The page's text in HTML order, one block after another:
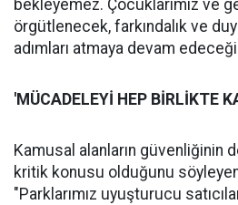
bekleyemez. Çocuklarımız ve
örgütlenecek, farkındalık ve
adımları atmaya devam
'MÜCADELEYİ HEP BİRLİKTE
Kamusal alanların güvenliğinin
kritik konusu olduğunu
"Parklarımız uyuşturucu